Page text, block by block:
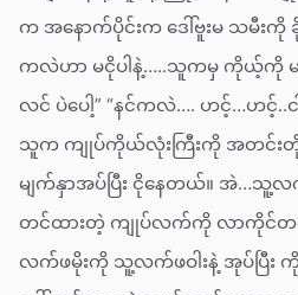
က အနောက်ပိုင်းက ဒေါ်ဗူးမ သမီးကို ခို
ကလဲဟာ မငိုပါနဲ့…..သူကမှ ကိုယ့်ကို မခ
လင် ပဲပေါ့” “နင်ကလဲ…. ဟင့်…ဟင့်..
သူက ကျုပ်ကိုယ်လုံးကြီးကို အတင်းတို
မျက်နှာအပ်ပြီး ငိုနေတယ်။ အဲ…သူ့
တင်ထားတဲ့ ကျုပ်လက်ကို လာကိုင်
လက်ဖမိုးကို သူ့လက်ဖဝါးနဲ့ အုပ်ပြီး ကိုင်